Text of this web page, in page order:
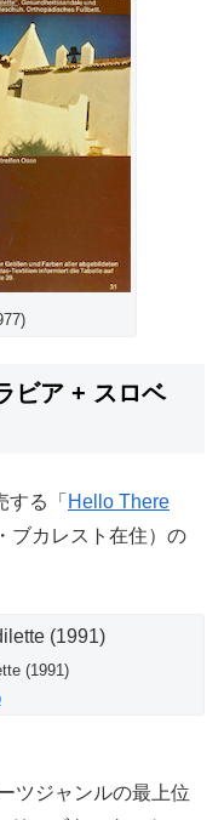
ビア + スロベ
る「 Hello There
ブカレスト在住）の
(1991)
ツジャンルの最上位